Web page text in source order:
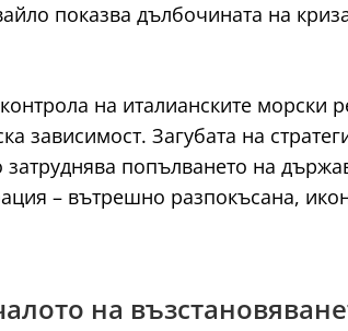
показва дълбочината на
на италианските морски
зависимост. Загубата на
попълването на
– вътрешно разпокъсана,
на